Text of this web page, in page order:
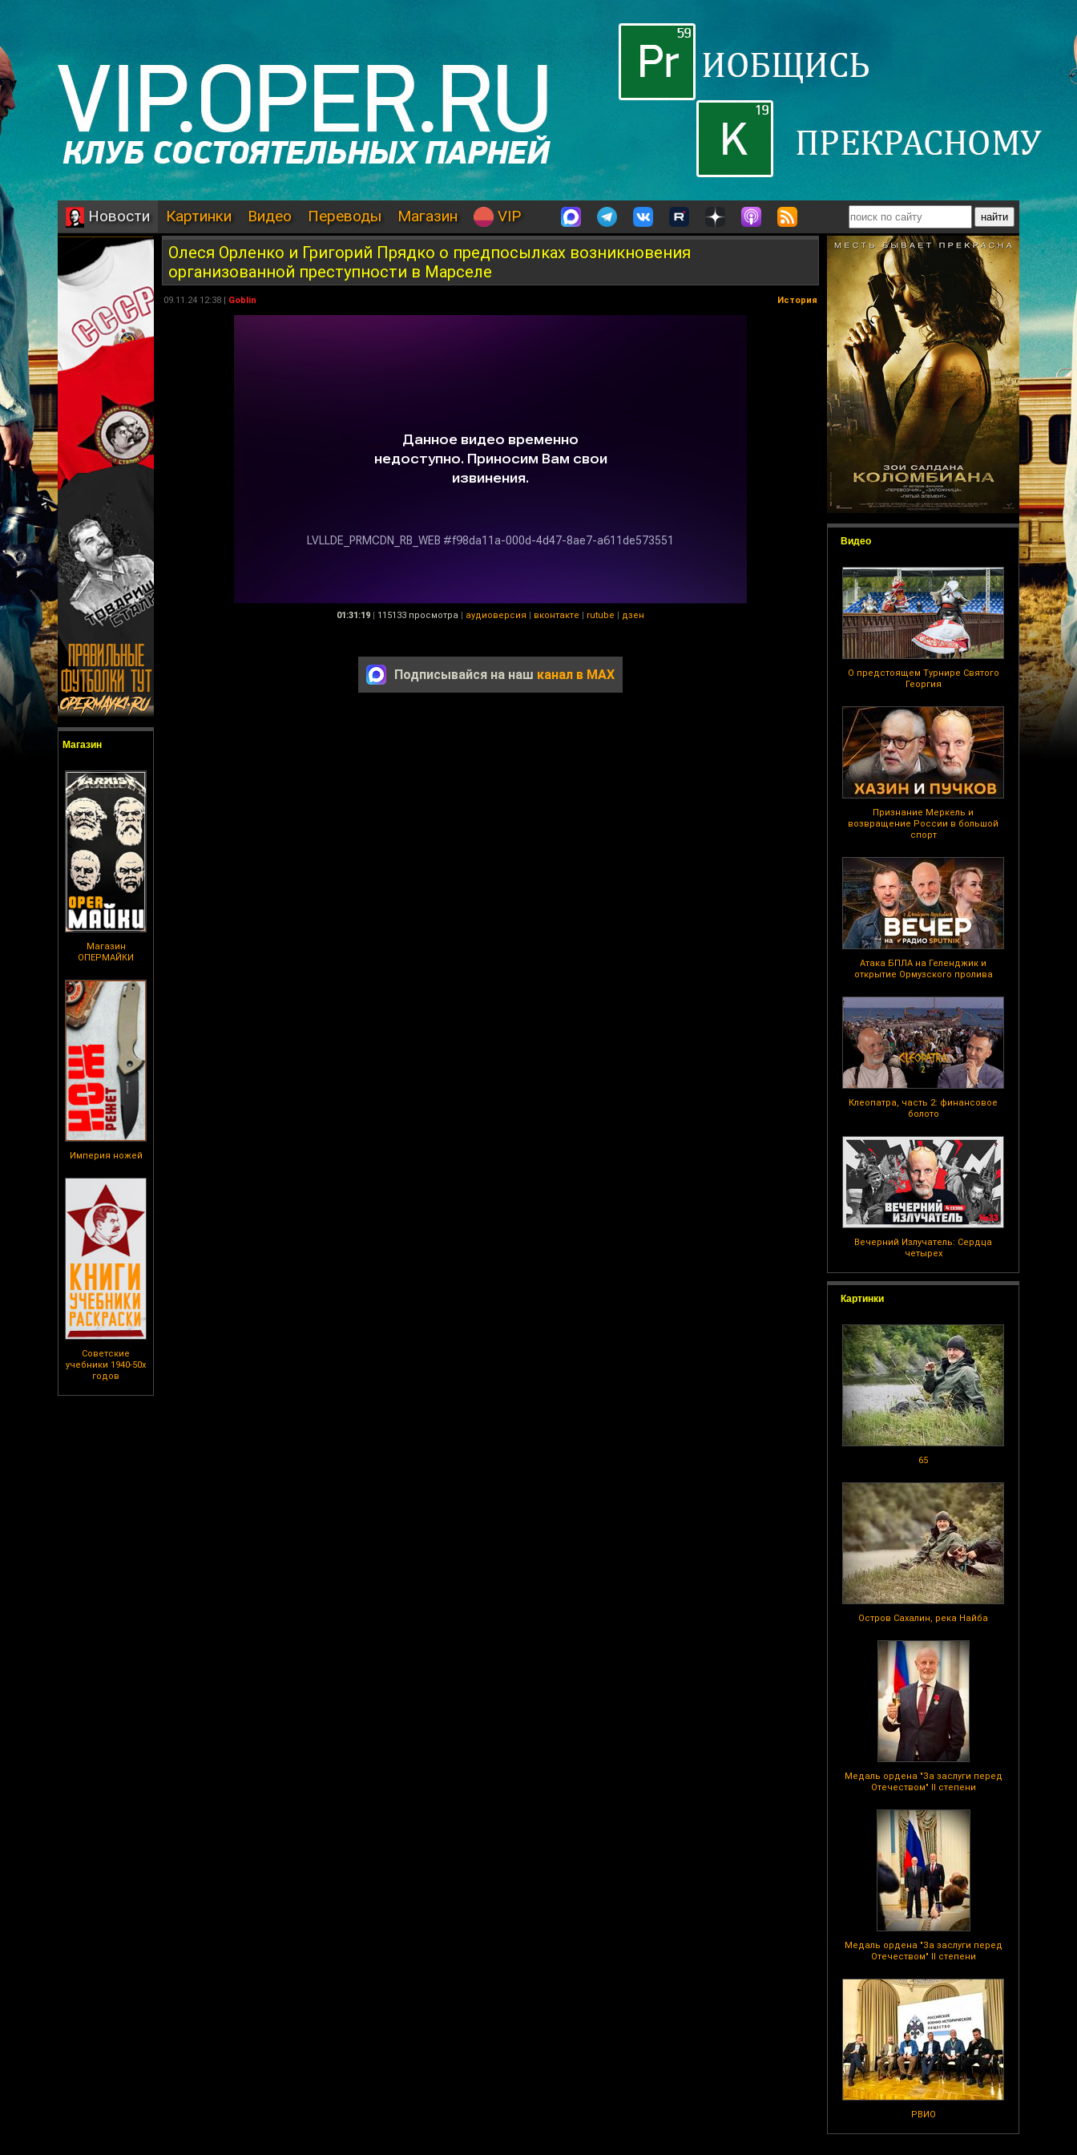
Новости Картинки Видео Переводы Магазин VIP
Магазин
Магазин
ОПЕРМАЙКИ
Империя ножей
Советские
учебники 1940-50х
годов
Видео
О предстоящем Турнире Святого
Георгия
Признание Меркель и
возвращение России в большой
спорт
Атака БПЛА на Геленджик и
открытие Ормузского пролива
Клеопатра, часть 2: финансовое
болото
Вечерний Излучатель: Сердца
четырех
Картинки
65
Остров Сахалин, река Найба
Медаль ордена "За заслуги перед
Отечеством" II степени
Медаль ордена "За заслуги перед
Отечеством" II степени
РВИО
Олеся Орленко и Григорий Прядко о предпосылках возникновения
организованной преступности в Марселе
09.11.24 12:38 | Goblin История
01:31:19 | 115133 просмотра | аудиоверсия | вконтакте | rutube | дзен
Подписывайся на наш канал в MAX